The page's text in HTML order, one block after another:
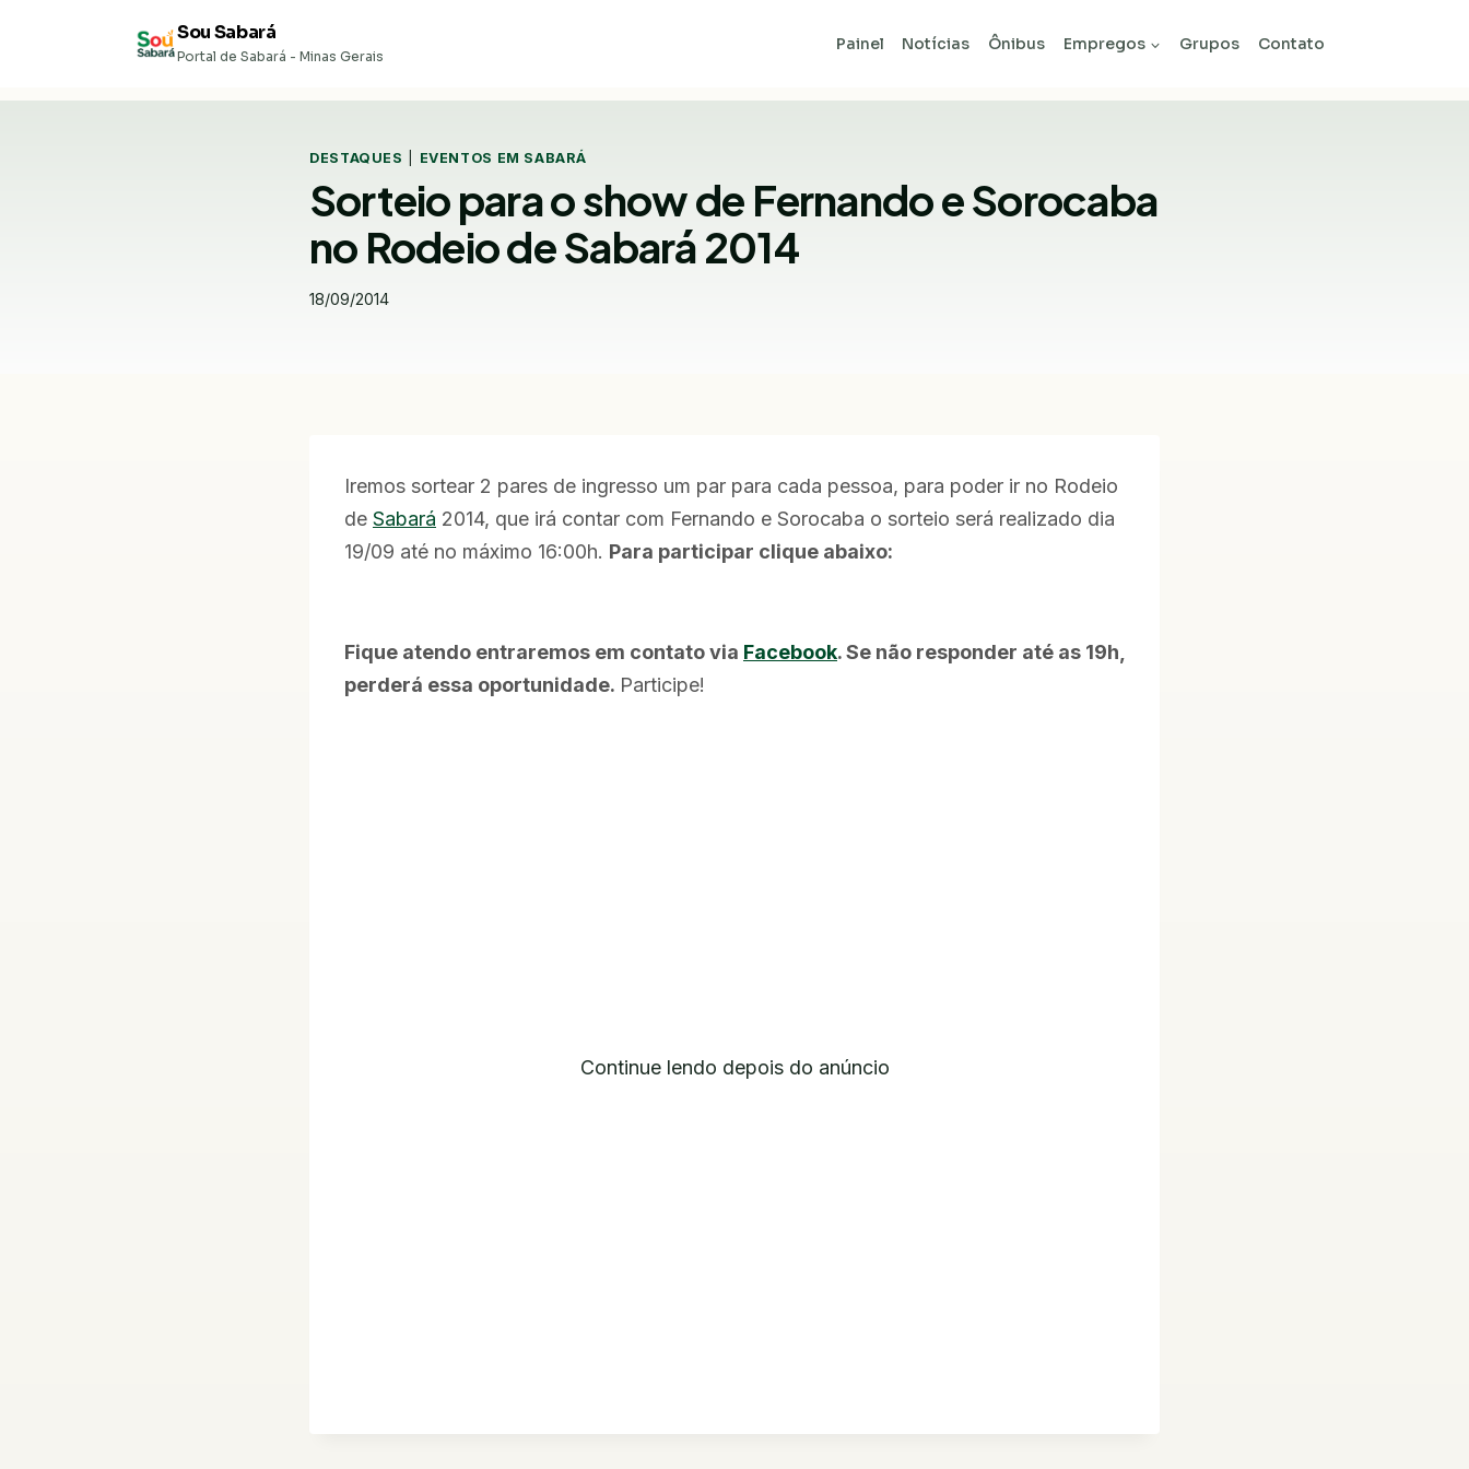
Sou Sabará
Portal de Sabará - Minas Gerais
Painel Notícias Ônibus Empregos Grupos Contato
DESTAQUES EVENTOS EM SABARÁ
Sorteio para o show de Fernando e Sorocaba
no Rodeio de Sabará 2014
18/09/2014
Iremos sortear 2 pares de ingresso um par para cada pessoa, para poder ir no Rodeio
de Sabará 2014, que irá contar com Fernando e Sorocaba o sorteio será realizado dia
19/09 até no máximo 16:00h. Para participar clique abaixo:
Fique atendo entraremos em contato via Facebook. Se não responder até as 19h,
perderá essa oportunidade. Participe!
Continue lendo depois do anúncio